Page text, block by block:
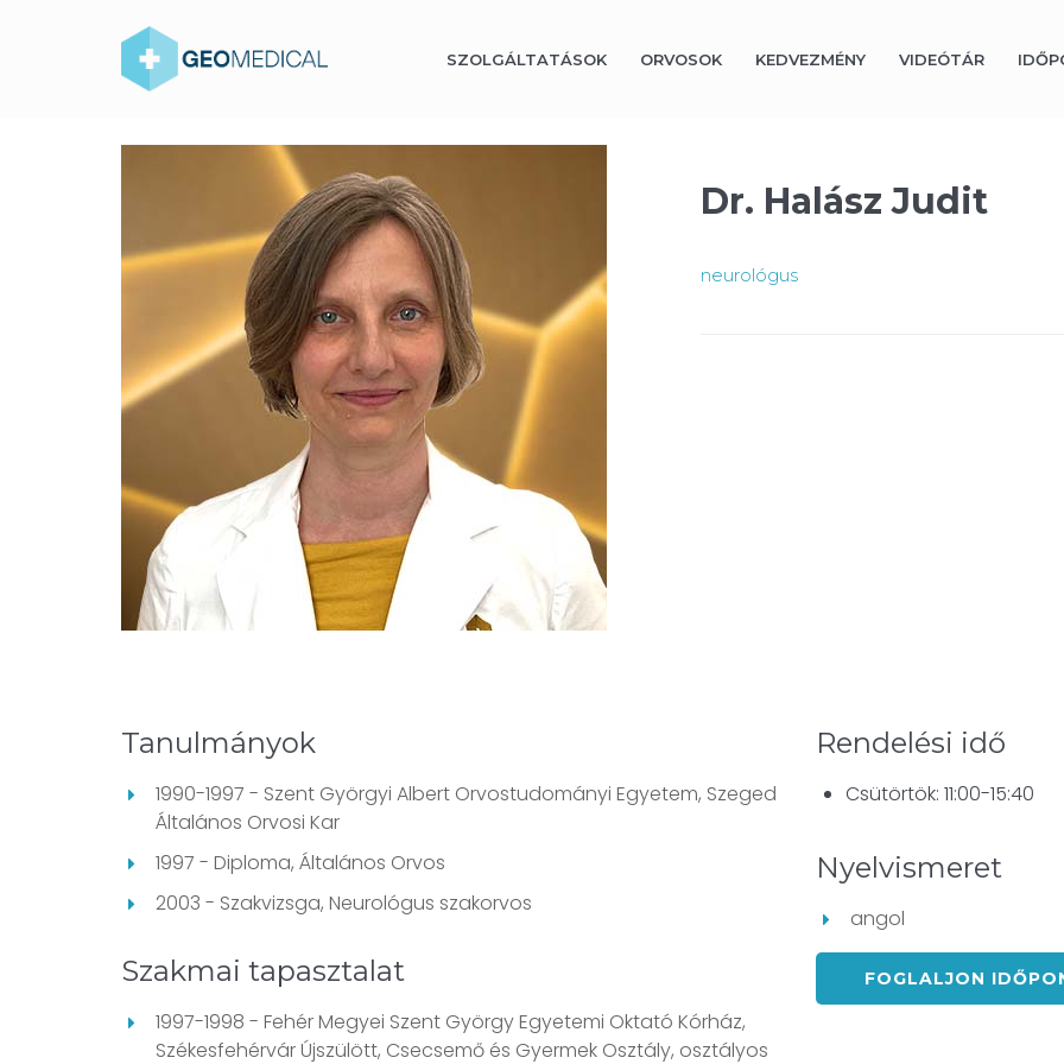
SZOLGÁLTATÁSOK ORVOSOK KEDVEZMÉNY VIDEÓTÁR
Dr. Halász Judit
neurológus
Tanulmányok
1990-1997 - Szent Györgyi Albert Orvostudományi Egyetem, Szeged
Általános Orvosi Kar
1997 - Diploma, Általános Orvos
2003 - Szakvizsga, Neurológus szakorvos
Szakmai tapasztalat
1997-1998 - Fehér Megyei Szent György Egyetemi Oktató Kórház,
Székesfehérvár Újszülött, Csecsemő és Gyermek Osztály, osztályos
Rendelési idő
Csütörtök: 11:00-15:40
Nyelvismeret
angol
FOGLALJON